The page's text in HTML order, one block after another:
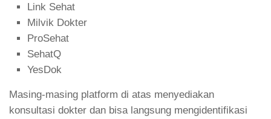
Link Sehat
Milvik Dokter
ProSehat
SehatQ
YesDok
Masing-masing platform di atas menyediakan
konsultasi dokter dan bisa langsung mengidentifikasi